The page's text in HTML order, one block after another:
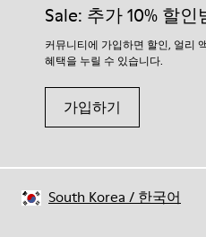
Sale: 추가 10% 할인
커뮤니티에 가입하면 할인, 얼리
혜택을 누릴 수 있습니다.
가입하기
South Korea / 한국어